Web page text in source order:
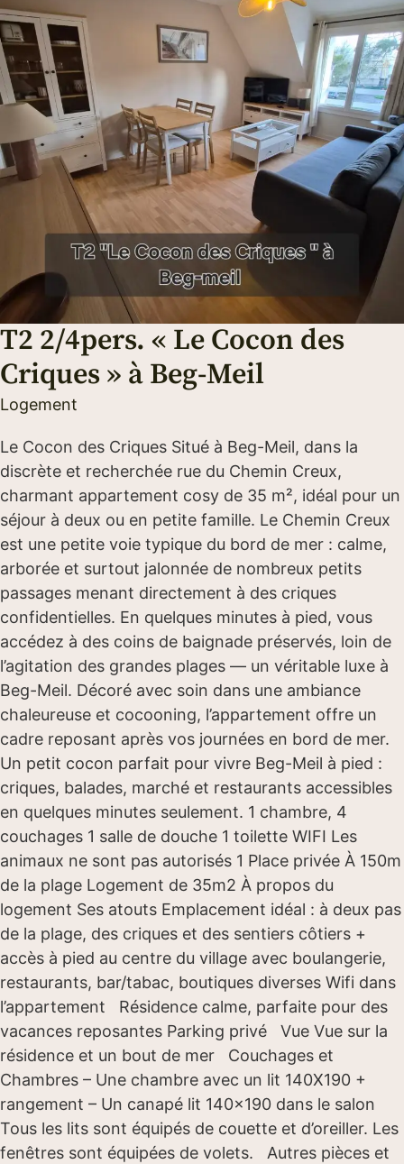
T2 2/4pers. « Le Cocon des
Criques » à Beg-Meil
Logement
Le Cocon des Criques Situé à Beg-Meil, dans la
discrète et recherchée rue du Chemin Creux,
charmant appartement cosy de 35 m², idéal pour un
séjour à deux ou en petite famille. Le Chemin Creux
est une petite voie typique du bord de mer : calme,
arborée et surtout jalonnée de nombreux petits
passages menant directement à des criques
confidentielles. En quelques minutes à pied, vous
accédez à des coins de baignade préservés, loin de
l’agitation des grandes plages — un véritable luxe à
Beg-Meil. Décoré avec soin dans une ambiance
chaleureuse et cocooning, l’appartement offre un
cadre reposant après vos journées en bord de mer.
Un petit cocon parfait pour vivre Beg-Meil à pied :
criques, balades, marché et restaurants accessibles
en quelques minutes seulement. 1 chambre, 4
couchages 1 salle de douche 1 toilette WIFI Les
animaux ne sont pas autorisés 1 Place privée À 150m
de la plage Logement de 35m2 À propos du
logement Ses atouts Emplacement idéal : à deux pas
de la plage, des criques et des sentiers côtiers +
accès à pied au centre du village avec boulangerie,
restaurants, bar/tabac, boutiques diverses Wifi dans
l’appartement Résidence calme, parfaite pour des
vacances reposantes Parking privé Vue Vue sur la
résidence et un bout de mer Couchages et
Chambres – Une chambre avec un lit 140X190 +
rangement – Un canapé lit 140×190 dans le salon
Tous les lits sont équipés de couette et d’oreiller. Les
fenêtres sont équipées de volets. Autres pièces et